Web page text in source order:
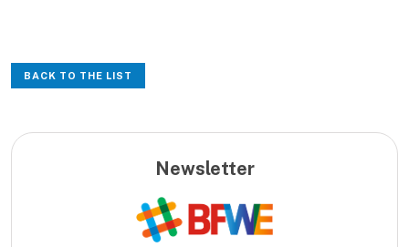
BACK TO THE LIST
Newsletter